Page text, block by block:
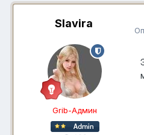
Slavira
Grib-Админ